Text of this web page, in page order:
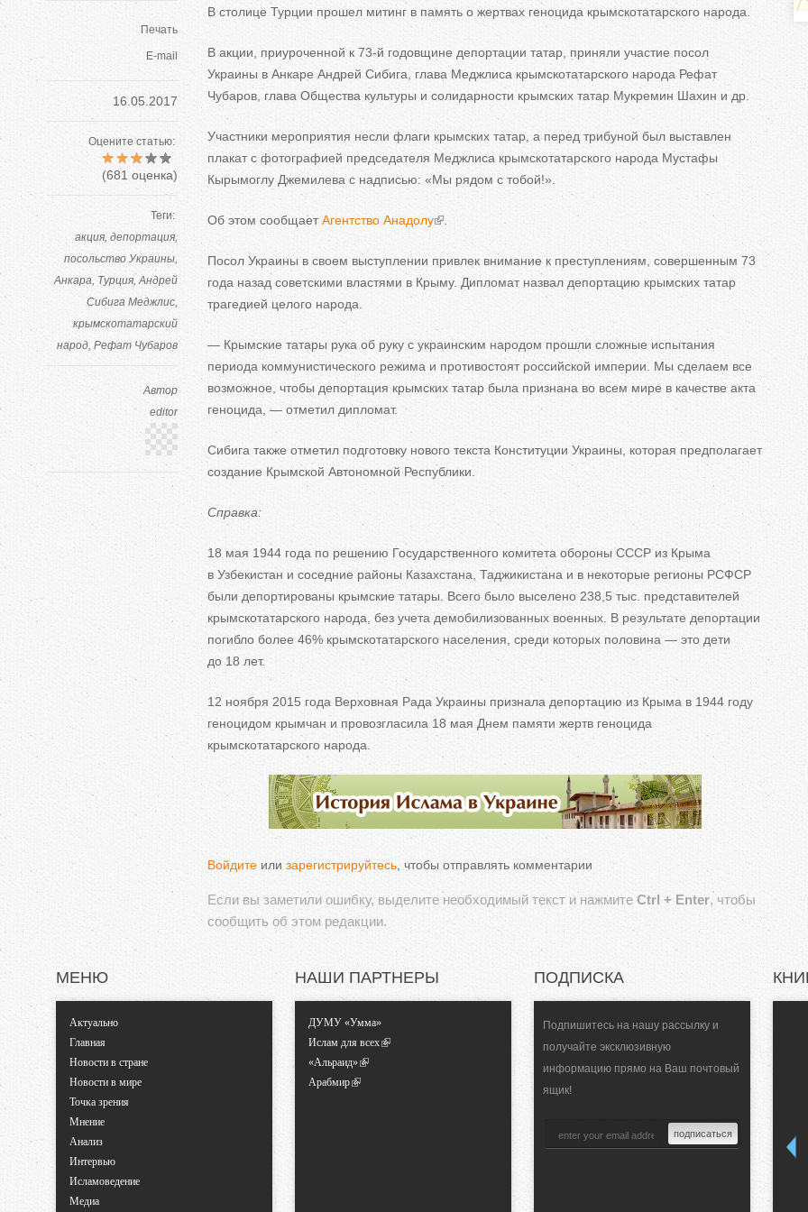
Печать
E-mail
16.05.2017
Оцените статью:
(681 оценка)
Теги:
акция депортация
посольство Украины
Анкара Турция Андрей
Сибига Меджлис
крымскотатарский
народ Рефат Чубаров
Автор
editor
В столице Турции прошел митинг в память о жертвах геноцида крымскотатарского народа.
В акции, приуроченной к 73-й годовщине депортации татар, приняли участие посол
Украины в Анкаре Андрей Сибига, глава Меджлиса крымскотатарского народа Рефат
Чубаров, глава Общества культуры и солидарности крымских татар Мукремин Шахин и др.
Участники мероприятия несли флаги крымских татар, а перед трибуной был выставлен
плакат с фотографией председателя Меджлиса крымскотатарского народа Мустафы
Кырымоглу Джемилева с надписью: «Мы рядом с тобой!»
Об этом сообщаетАгентство Анадолу
Посол Украины в своем выступлении привлек внимание к преступлениям, совершенным 73
года назад советскими властями в Крыму. Дипломат назвал депортацию крымских татар
трагедией целого народа.
— Крымские татары рука об руку с украинским народом прошли сложные испытания
периода коммунистического режима и противостоят российской империи. Мы сделаем все
возможное, чтобы депортация крымских татар была признана во всем мире в качестве акта
геноцида, — отметил дипломат.
Сибига также отметил подготовку нового текста Конституции Украины, которая предполагает
создание Крымской Автономной Республики.
Справка:
18 мая 1944 года по решению Государственного комитета обороны СССР из Крыма
в Узбекистан и соседние районы Казахстана, Таджикистана и в некоторые регионы РСФСР
были депортированы крымские татары. Всего было выселено 238,5 тыс. представителей
крымскотатарского народа, без учета демобилизованных военных. В результате депортации
погибло более 46% крымскотатарского населения, среди которых половина — это дети
до 18 лет.
12 ноября 2015 года Верховная Рада Украины признала депортацию из Крыма в 1944 году
геноцидом крымчан и провозгласила 18 мая Днем памяти жертв геноцида
крымскотатарского народа.
Войдите илизарегистрируйтесь , чтобы отправлять комментарии
Если вы заметили ошибку, выделите необходимый текст и нажмите Ctrl + Enter, чтобы
сообщить об этом редакции.
ь
е
а
к
МЕНЮ
Актуально
Главная
Новости в стране
Новости в мире
Точка зрения
Мнение
Анализ
Интервью
Исламоведение
Медиа
НАШИ ПАРТНЕРЫ
ДУМУ «Умма»
Ислам для всех
«Альраид»
Арабмир
ПОДПИСКА
Подпишитесь на нашу рассылку и
получайте эксклюзивную
информацию прямо на Ваш почтовый
ящик!